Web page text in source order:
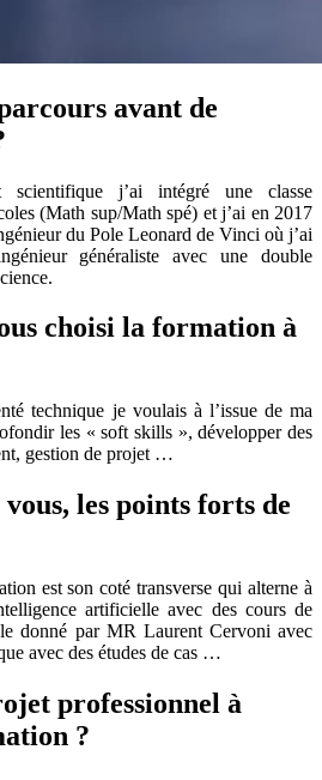
avant de
scientifique j’ai intégré une classe
(Math sup/Math spé) et j’ai en 2017
du Pole Leonard de Vinci où j’ai
généraliste avec une double
choisi la formation à
technique je voulais à l’issue de ma
les « soft skills », développer des
gestion de projet …
les points forts de
est son coté transverse qui alterne à
artificielle avec des cours de
donné par MR Laurent Cervoni avec
avec des études de cas …
professionnel à
?